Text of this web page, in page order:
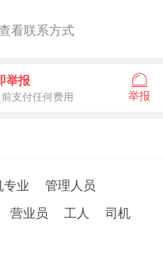
看联系方式
举报
支付任何费用 举报
专业
管理人员
营业员 工人
司机